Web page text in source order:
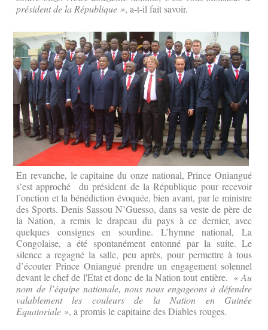
président de la République », a-t-il fait savoir.
En revanche, le capitaine du onze national, Prince Oniangué
s’est approché du président de la République pour recevoir
l’onction et la bénédiction évoquée, bien avant, par le ministre
des Sports. Denis Sassou N’Guesso, dans sa veste de père de
la Nation, a remis le drapeau du pays à ce dernier, avec
quelques consignes en sourdine. L’hymne national, La
Congolaise, a été spontanément entonné par la suite. Le
silence a regagné la salle, peu après, pour permettre à tous
d’écouter Prince Oniangué prendre un engagement solennel
devant le chef de l'Etat et donc de la Nation tout entière. « Au
nom de l’équipe nationale, nous nous engageons à défendre
valablement les couleurs de la Nation en Guinée
Equatoriale », a promis le capitaine des Diables rouges.